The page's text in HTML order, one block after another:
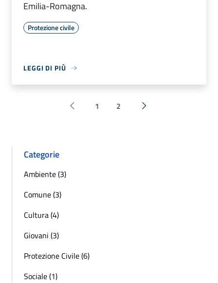
Emilia-Romagna.
Protezione civile
LEGGI DI PIÙ
Pagina precedente
1 2 Successiva »
Categorie
Ambiente (3)
Comune (3)
Cultura (4)
Giovani (3)
Protezione Civile (6)
Sociale (1)